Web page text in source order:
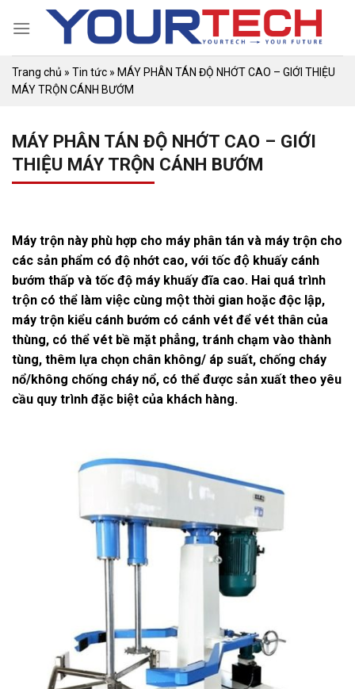
Trang chủ » Tin tức » MÁY PHÂN TÁN ĐỘ NHỚT CAO – GIỚI THIỆU
MÁY TRỘN CÁNH BƯỚM
MÁY PHÂN TÁN ĐỘ NHỚT CAO – GIỚI
THIỆU MÁY TRỘN CÁNH BƯỚM
Máy trộn này phù hợp cho máy phân tán và máy trộn cho
các sản phẩm có độ nhớt cao, với tốc độ khuấy cánh
bướm thấp và tốc độ máy khuấy đĩa cao. Hai quá trình
trộn có thể làm việc cùng một thời gian hoặc độc lập,
máy trộn kiểu cánh bướm có cánh vét để vét thân của
thùng, có thể vét bề mặt phẳng, tránh chạm vào thành
tùng, thêm lựa chọn chân không/ áp suất, chống cháy
nổ/không chống cháy nổ, có thể được sản xuất theo yêu
cầu quy trình đặc biệt của khách hàng.